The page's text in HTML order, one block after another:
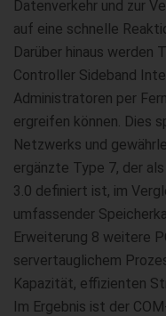
Datenverkehr und zur
auf eine schnelle
Darüber hinaus werden
Controller Sideband
Administratoren per
ergreifen können. Dies
Netzwerks und
ergänzte Type 7, der
3.0 definiert ist, im
umfassender
Erweiterung 8 weitere
servertauglichem
Kapazität, effizienten
Im Ergebnis ist der